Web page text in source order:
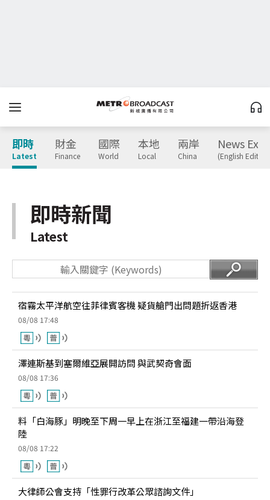
即時
Latest
財金
Finance
國際
World
本地
Local
兩岸
China
News
(English
即時新聞
Latest
宿霧太平洋航空往菲律賓客機 疑貨艙門出問題折返香港
08/08 17:48
澤連斯基到塞爾維亞展開訪問 與武契奇會面
08/08 17:36
料「白海豚」明晚至下周一早上在浙江至福建一帶沿海登
陸
08/08 17:22
大律師公會支持「性罪行改革公眾諮詢文件」